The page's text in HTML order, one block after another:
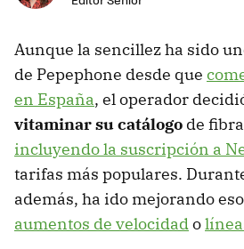
Aunque la sencillez ha sido
de Pepephone desde que
en España, el operador
vitaminar su catálogo de
incluyendo la suscripción a
tarifas más populares.
además, ha ido mejorando
aumentos de velocidado